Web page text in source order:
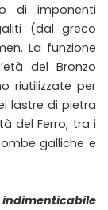
di imponenti
(dal greco
La funzione
del Bronzo
riutilizzate per
lastre di pietra
del Ferro, tra i
galliche e